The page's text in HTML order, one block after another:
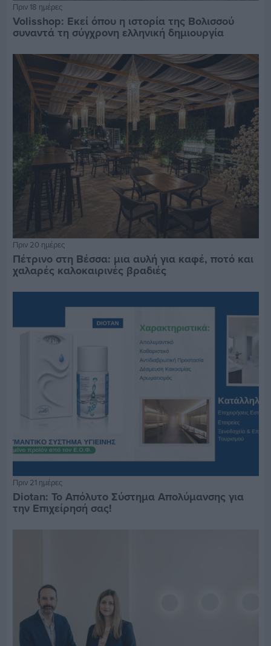
Πριν 18 ημέρες
Volisshop: Εκεί όπου η ιστορία της Βολισσού
συναντά τη σύγχρονη ελληνική δημιουργία
Πριν 20 ημέρες
Πέτρινο στη Βέσσα: μια αυλή για καφέ, ποτό και
χαλαρές καλοκαιρινές βραδιές
Πριν 21 ημέρες
Diotan: Το Απόλυτο Σύστημα Απολύμανσης για
την Επιχείρησή σας!